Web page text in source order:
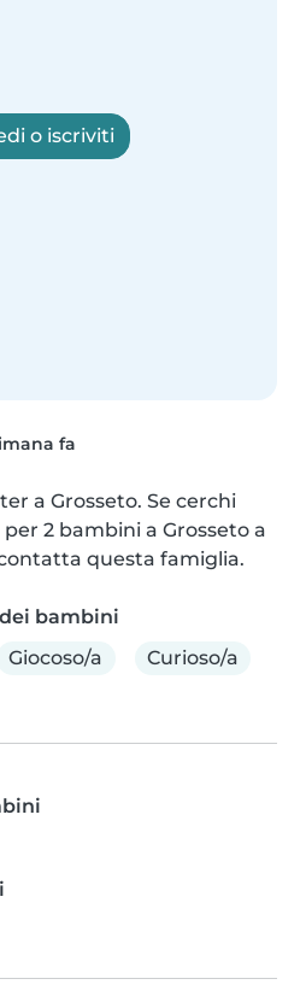
o iscriviti
fa
a Grosseto. Se cerchi
2 bambini a Grosseto a
questa famiglia.
bambini
Giocoso/a Curioso/a